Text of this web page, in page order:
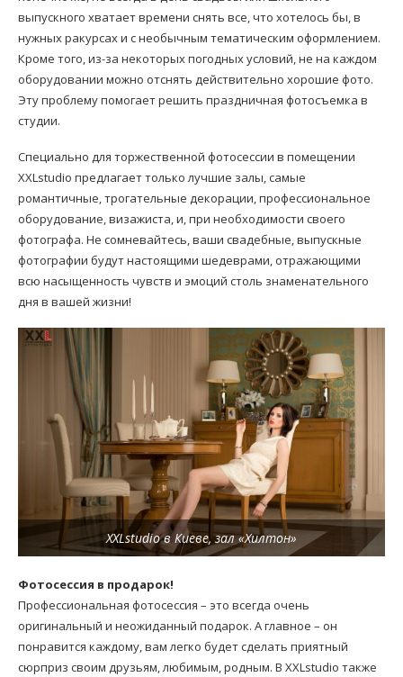
выпускного хватает времени снять все, что хотелось бы, в
нужных ракурсах и с необычным тематическим оформлением.
Кроме того, из-за некоторых погодных условий, не на каждом
оборудовании можно отснять действительно хорошие фото.
Эту проблему помогает решить праздничная фотосъемка в
студии.
Специально для торжественной фотосессии в помещении
XXLstudio предлагает только лучшие залы, самые
романтичные, трогательные декорации, профессиональное
оборудование, визажиста, и, при необходимости своего
фотографа. Не сомневайтесь, ваши свадебные, выпускные
фотографии будут настоящими шедеврами, отражающими
всю насыщенность чувств и эмоций столь знаменательного
дня в вашей жизни!
XXLstudio в Киеве, зал «Хилтон»
Фотосессия в продарок!
Профессиональная фотосессия – это всегда очень
оригинальный и неожиданный подарок. А главное – он
понравится каждому, вам легко будет сделать приятный
сюрприз своим друзьям, любимым, родным. В XXLstudio также